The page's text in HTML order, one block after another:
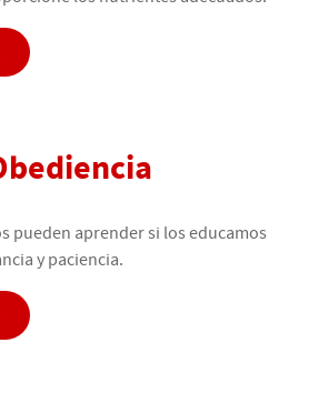
pueden aprender si los educamos
y paciencia.